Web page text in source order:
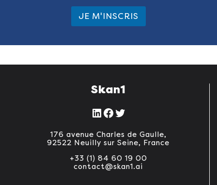
i
l
*
mail
JE M'INSCRIS
Skan1
LinkedIn Facebook Twitter
176 avenue Charles de Gaulle,
92522 Neuilly sur Seine, France
+33 (1) 84 60 19 00
contact@skan1.ai